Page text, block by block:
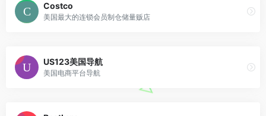
Costco
美国最大的连锁会员制仓储量贩店
US123美国导航
美国电商平台导航